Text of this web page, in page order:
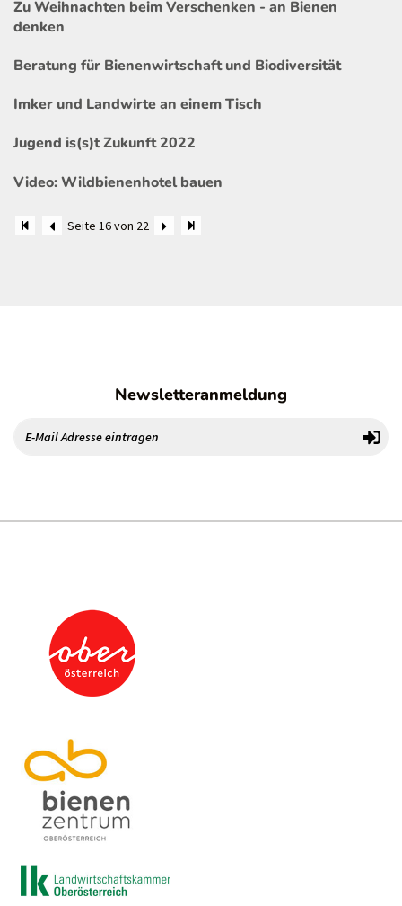
Zu Weihnachten beim Verschenken - an Bienen
denken
Beratung für Bienenwirtschaft und Biodiversität
Imker und Landwirte an einem Tisch
Jugend is(s)t Zukunft 2022
Video: Wildbienenhotel bauen
Seite 16 von 22
Newsletteranmeldung